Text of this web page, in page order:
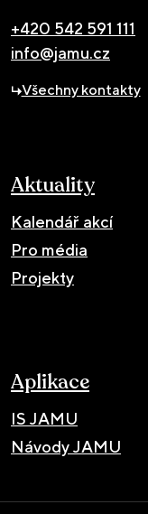
+420 542 591 111
info@jamu.cz
Všechny kontakty
Aktuality
Kalendář akcí
Pro média
Projekty
Aplikace
IS JAMU
Návody JAMU